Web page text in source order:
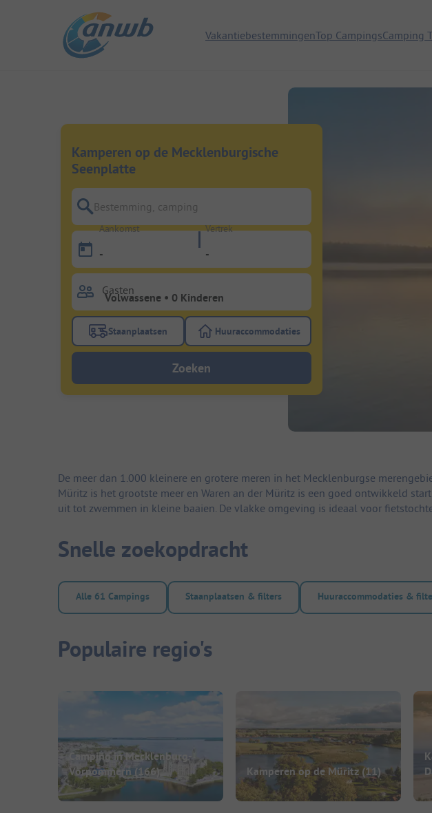
VakantiebestemmingenTop CampingsCamping
Kamperen op de Mecklenburgische
Seenplatte
Bestemming, camping
Aankomst
-
Vertrek
-
Gasten
Gebruik de filterknop staanplaatsen om te zoeken naar staanplaatsen
Staanplaatsen Gebruik de filterknop huuraccommodaties
Huuraccommodaties
Zoeken
De meer dan 1.000 kleinere en grotere meren in het Mecklenburgse
Müritz is het grootste meer en Waren an der Müritz is een goed ontwikkeld
uit tot zwemmen in kleine baaien. De vlakke omgeving is ideaal voor
Snelle zoekopdracht
Alle 61 Campings Staanplaatsen & filters Huuraccommodaties &
Populaire regio's
Camping in Mecklenburg-
Vorpommern (166) Kamperen op de Müritz (11)